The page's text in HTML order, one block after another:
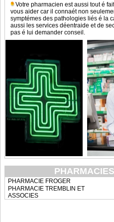
Votre pharmacien est aussi tout é
vous aider car il connaét non
symptémes des pathologies liés é la
aussi les services déentraide et de
pas é lui demander conseil.
PHARMACIES
PHARMACIE FROGER
PHARMACIE TREMBLIN ET
ASSOCIES